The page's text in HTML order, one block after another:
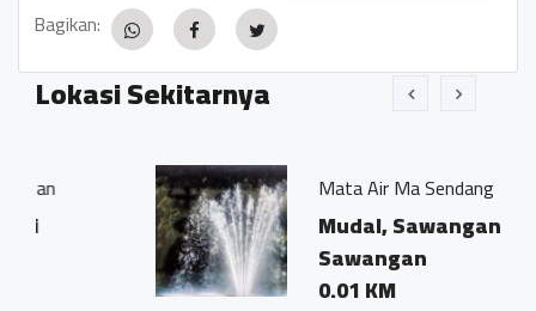
Bagikan:
Lokasi Sekitarnya
Mata Air Ma Sendang Mudal
Mudal, Sawangan,
Sawangan
0.01 KM